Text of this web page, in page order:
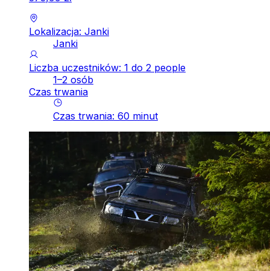
Lokalizacja: Janki
Janki
Liczba uczestników: 1 do 2 people
1–2 osób
Czas trwania
Czas trwania: 60 minut